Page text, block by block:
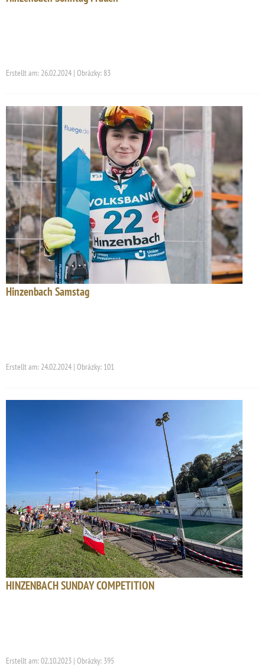
Erstellt am: 26.02.2024 | Obrázky: 83
Hinzenbach Samstag
Erstellt am: 24.02.2024 | Obrázky: 101
HINZENBACH SUNDAY COMPETITION
Erstellt am: 02.10.2023 | Obrázky: 395